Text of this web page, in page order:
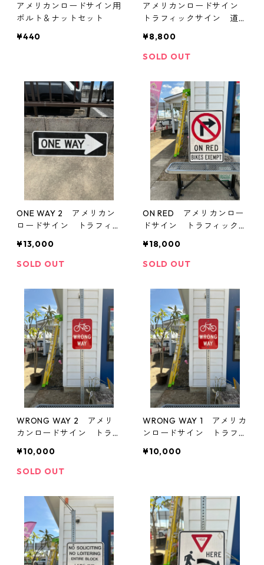
アメリカンロードサイン用
ボルト＆ナットセット
¥440
アメリカンロードサイン
トラフィックサイン 道路
¥8,800
SOLD OUT
ONE WAY 2 アメリカン
ロードサイン トラフィッ
¥13,000
SOLD OUT
ON RED アメリカンロー
ドサイン トラフィックサ
¥18,000
SOLD OUT
WRONG WAY 2 アメリ
カンロードサイン トラフ
¥10,000
SOLD OUT
WRONG WAY 1 アメリカ
ンロードサイン トラフィ
¥10,000